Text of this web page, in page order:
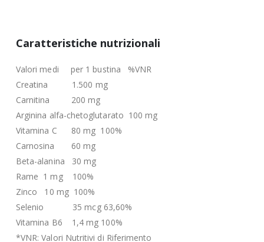
Caratteristiche nutrizionali
Valori medi per 1 bustina %VNR
Creatina 1.500 mg
Carnitina 200 mg
Arginina alfa-chetoglutarato 100 mg
Vitamina C 80 mg 100%
Carnosina 60 mg
Beta-alanina 30 mg
Rame 1 mg 100%
Zinco 10 mg 100%
Selenio 35 mcg 63,60%
Vitamina B6 1,4 mg 100%
*VNR: Valori Nutritivi di Riferimento